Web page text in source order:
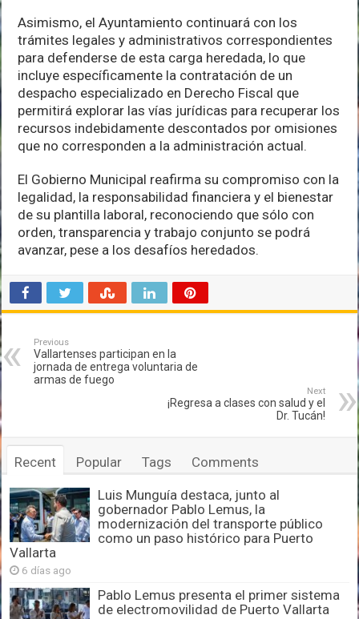
Asimismo, el Ayuntamiento continuará con los
trámites legales y administrativos correspondientes
para defenderse de esta carga heredada, lo que
incluye específicamente la contratación de un
despacho especializado en Derecho Fiscal que
permitirá explorar las vías jurídicas para recuperar los
recursos indebidamente descontados por omisiones
que no corresponden a la administración actual.
El Gobierno Municipal reafirma su compromiso con la
legalidad, la responsabilidad financiera y el bienestar
de su plantilla laboral, reconociendo que sólo con
orden, transparencia y trabajo conjunto se podrá
avanzar, pese a los desafíos heredados.
Previous
Vallartenses participan en la
jornada de entrega voluntaria de
armas de fuego
Next
¡Regresa a clases con salud y el
Dr. Tucán!
Recent Popular Tags Comments
Luis Munguía destaca, junto al
gobernador Pablo Lemus, la
modernización del transporte público
como un paso histórico para Puerto
Vallarta
6 días ago
Pablo Lemus presenta el primer sistema
de electromovilidad de Puerto Vallarta